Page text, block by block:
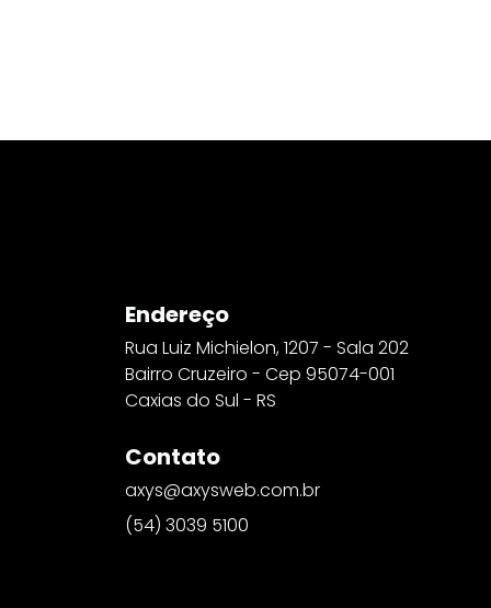
Endereço
Rua Luiz Michielon, 1207 - Sala 202
Bairro Cruzeiro - Cep 95074-001
Caxias do Sul - RS
Contato
axys@axysweb.com.br
(54) 3039 5100